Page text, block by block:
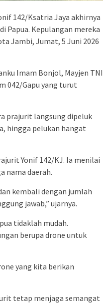
142/Ksatria Jaya akhirnya
Papua. Kepulangan mereka
Jambi, Jumat, 5 Juni 2026
Imam Bonjol, Mayjen TNI
042/Gapu yang turut
prajurit langsung dipeluk
hingga pelukan hangat
Yonif 142/KJ. Ia menilai
nama daerah.
kembali dengan jumlah
jawab,” ujarnya.
tidaklah mudah.
berupa drone untuk
yang kita berikan
tetap menjaga semangat